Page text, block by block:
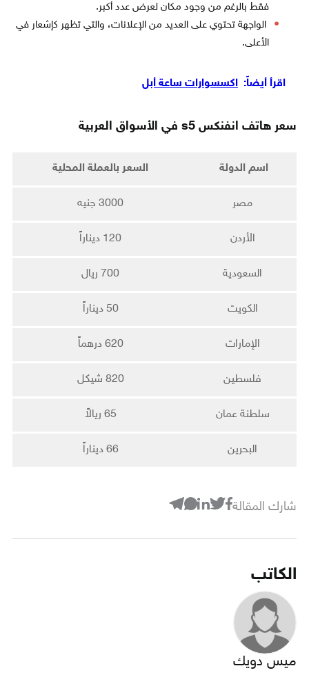
فقط بالرغم من وجود مكان لعرض عدد أكبر.
الواجهة تحتوي على العديد من الإعلانات، والتي تظهر كإشعار في
الأعلى.
اقرأ أيضاً: اكسسوارات ساعة أبل
سعر هاتف انفنكس s5 في الأسواق العربية
اسم الدولة السعر بالعملة المحلية
مصر 3000 جنيه
الأردن 120 ديناراً
السعودية 700 ريال
الكويت 50 ديناراً
الإمارات 620 درهماً
فلسطين 820 شيكل
سلطنة عمان 65 ريالاً
البحرين 66 ديناراً
شارك المقالة
الكاتب
ميس دويك